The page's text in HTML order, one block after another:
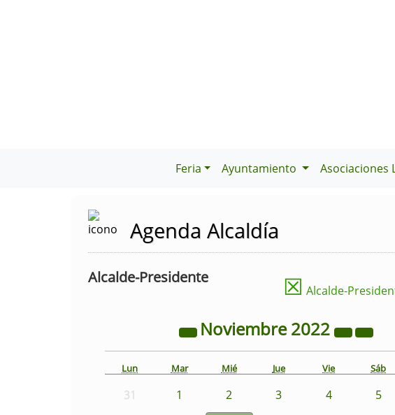
Feria Ayuntamiento Asociaciones
Agenda Alcaldía
Alcalde-Presidente ☒ Alcalde-
Noviembre2022
Lun Mar Mié Jue Vie Sáb
31 1 2 3 4 5